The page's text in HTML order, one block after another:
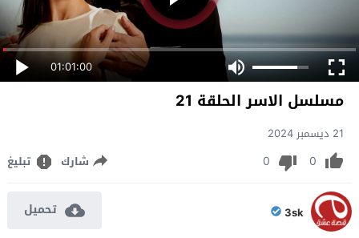
01:01:00
مسلسل الاسر الحلقة 21
21 ديسمبر 2024
0
0 شارك تبليغ
3sk تحميل